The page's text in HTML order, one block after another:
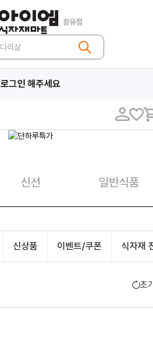
장유점
로그인 해주세요
신선 일반식품
신상품 이벤트/쿠폰 식자재
초